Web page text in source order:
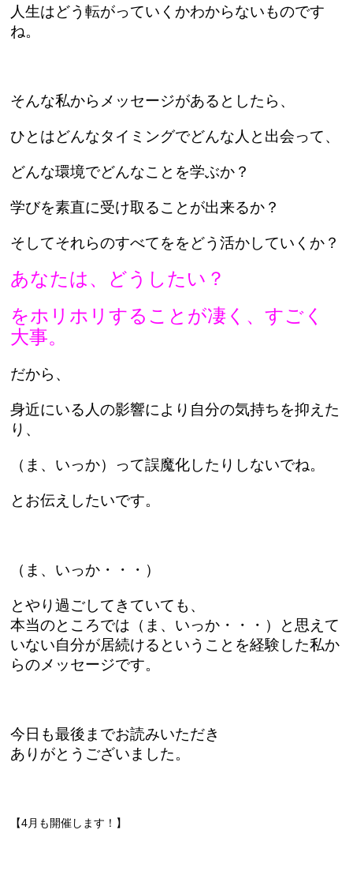
人生はどう転がっていくかわからないものです
ね。
そんな私からメッセージがあるとしたら、
ひとはどんなタイミングでどんな人と出会って、
どんな環境でどんなことを学ぶか？
学びを素直に受け取ることが出来るか？
そしてそれらのすべてををどう活かしていくか？
あなたは、どうしたい？
をホリホリすることが凄く、すごく
大事。
だから、
身近にいる人の影響により自分の気持ちを抑えた
り、
（ま、いっか）って誤魔化したりしないでね。
とお伝えしたいです。
（ま、いっか・・・）
とやり過ごしてきていても、
本当のところでは（ま、いっか・・・）と思えて
いない自分が居続けるということを経験した私か
らのメッセージです。
今日も最後までお読みいただき
ありがとうございました。
【4月も開催します！】